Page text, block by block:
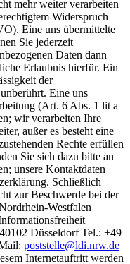
mehr weiter verarbeiten
Widerspruch –
Eine uns übermittelte
Sie jederzeit
Daten dann
Erlaubnis hierfür. Ein
der
Eine uns
(Art. 6 Abs. 1 lit a
wir verarbeiten Ihre
außer es besteht eine
Rechte erfüllen
Sie sich dazu bitte an
unsere Kontaktdaten
Schließlich
zur Beschwerde bei der
Westfalen
Düsseldorf Tel.: +49
poststelle@ldi.nrw.de
Internetauftritt werden